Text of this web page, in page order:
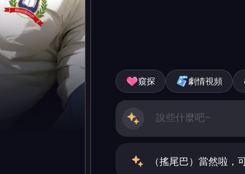
窺探 劇情視頻
（搖尾巴）當然啦，